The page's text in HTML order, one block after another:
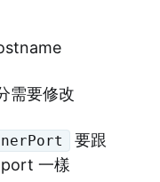
需要修改
要跟
一樣